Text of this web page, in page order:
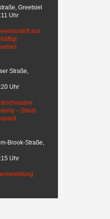
Greetsiel
Uhr
Straße,
Uhr
Brook-Straße,
Uhr